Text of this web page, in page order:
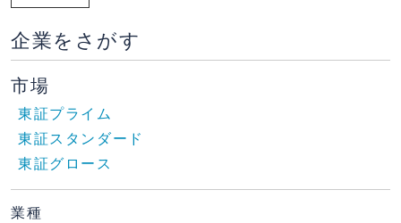
企業をさがす
市場
東証プライム
東証スタンダード
東証グロース
業種